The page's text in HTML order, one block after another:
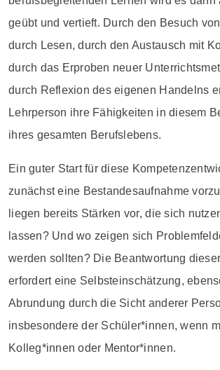
geübt und vertieft. Durch den Besuch
durch Lesen, durch den Austausch mit
durch das Erproben neuer
durch Reflexion des eigenen Handelns
Lehrperson ihre Fähigkeiten in diesem
ihres gesamten Berufslebens.
Ein guter Start für diese
zunächst eine Bestandesaufnahme
liegen bereits Stärken vor, die sich
lassen? Und wo zeigen sich
werden sollten? Die Beantwortung
erfordert eine Selbsteinschätzung,
Abrundung durch die Sicht anderer
insbesondere der Schüler*innen, wenn
Kolleg*innen oder Mentor*innen.